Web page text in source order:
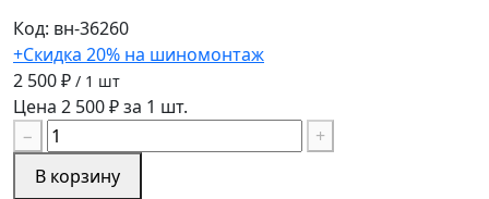
Код: вн-36260
+Скидка 20% на шиномонтаж
2 500 ₽ / 1 шт
Цена 2 500 ₽ за 1 шт.
−
+
В корзину